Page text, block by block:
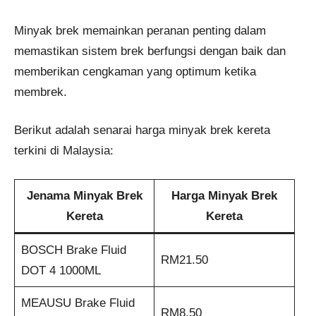
Minyak brek memainkan peranan penting dalam
memastikan sistem brek berfungsi dengan baik dan
memberikan cengkaman yang optimum ketika
membrek.
Berikut adalah senarai harga minyak brek kereta
terkini di Malaysia:
JenamaMinyak Brek
Kereta
Harga Minyak Brek
Kereta
BOSCH Brake Fluid
DOT 4 1000ML
RM21.50
MEAUSU Brake Fluid
RM8.50